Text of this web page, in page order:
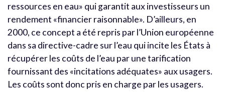
ressources en eau» qui garantit aux investisseurs un
rendement «financier raisonnable». D’ailleurs, en
2000, ce concept a été repris par l’Union européenne
dans sa directive-cadre sur l’eau qui incite les États à
récupérer les coûts de l’eau par une tarification
fournissant des «incitations adéquates» aux usagers.
Les coûts sont donc pris en charge par les usagers.